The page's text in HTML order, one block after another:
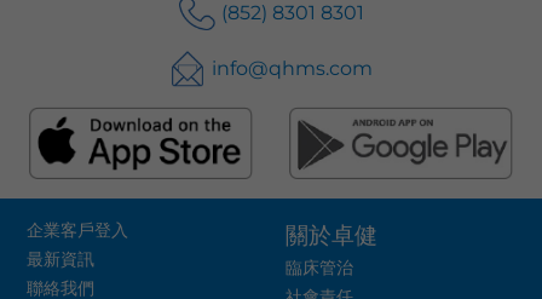
(852) 8301 8301
info@qhms.com
企業客戶登入
最新資訊
聯絡我們
關於卓健
臨床管治